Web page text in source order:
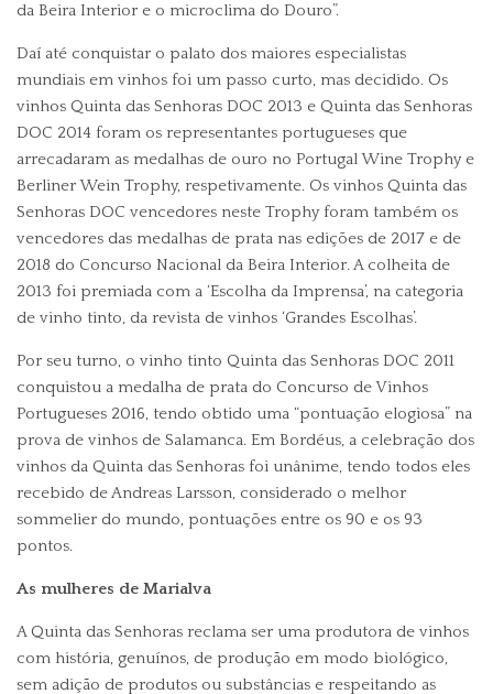
da Beira Interior e o microclima do Douro”.
Daí até conquistar o palato dos maiores especialistas
mundiais em vinhos foi um passo curto, mas decidido. Os
vinhos Quinta das Senhoras DOC 2013 e Quinta das Senhoras
DOC 2014 foram os representantes portugueses que
arrecadaram as medalhas de ouro no Portugal Wine Trophy e
Berliner Wein Trophy, respetivamente. Os vinhos Quinta das
Senhoras DOC vencedores neste Trophy foram também os
vencedores das medalhas de prata nas edições de 2017 e de
2018 do Concurso Nacional da Beira Interior. A colheita de
2013 foi premiada com a ‘Escolha da Imprensa’, na categoria
de vinho tinto, da revista de vinhos ‘Grandes Escolhas’.
Por seu turno, o vinho tinto Quinta das Senhoras DOC 2011
conquistou a medalha de prata do Concurso de Vinhos
Portugueses 2016, tendo obtido uma “pontuação elogiosa” na
prova de vinhos de Salamanca. Em Bordéus, a celebração dos
vinhos da Quinta das Senhoras foi unânime, tendo todos eles
recebido de Andreas Larsson, considerado o melhor
sommelier do mundo, pontuações entre os 90 e os 93
pontos.
As mulheres de Marialva
A Quinta das Senhoras reclama ser uma produtora de vinhos
com história, genuínos, de produção em modo biológico,
sem adição de produtos ou substâncias e respeitando as